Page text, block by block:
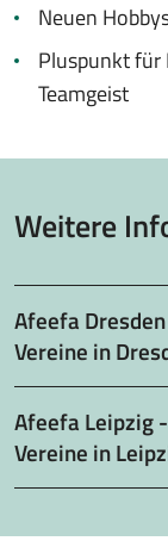
Neuen
Pluspunkt für
Teamgeist
Weitere
Afeefa
Vereine in
Afeefa Leipzig
Vereine in